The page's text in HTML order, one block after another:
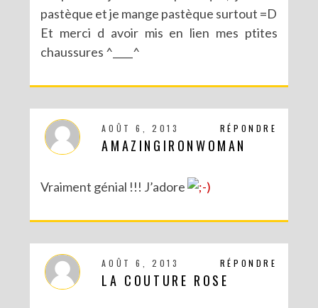
pastèque et je mange pastèque surtout =D
Et merci d avoir mis en lien mes ptites
chaussures ^____^
RÉPONDRE
AOÛT 6, 2013
AMAZINGIRONWOMAN
Vraiment génial !!! J’adore
RÉPONDRE
AOÛT 6, 2013
LA COUTURE ROSE